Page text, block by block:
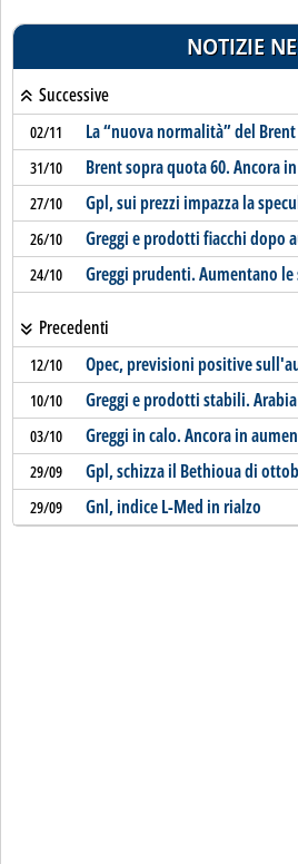
NOTIZIE
Successive
02/11 La “nuova normalità” del
31/10 Brent sopra quota 60. Ancora
27/10 Gpl, sui prezzi impazza la
26/10 Greggi e prodotti fiacchi dopo
24/10 Greggi prudenti. Aumentano
Precedenti
12/10 Opec, previsioni positive
10/10 Greggi e prodotti stabili.
03/10 Greggi in calo. Ancora in
29/09 Gpl, schizza il Bethioua di
29/09 Gnl, indice L-Med in rialzo